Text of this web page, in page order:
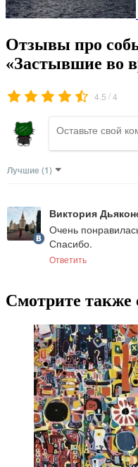
Отзывы про
«Застывшие во
4.5 /4
Лучшие (1)
Виктория
Очень
Спасибо.
Ответить
Смотрите также